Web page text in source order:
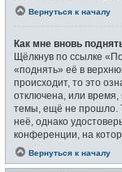
Вернуться к началу
Как мне вновь
Щёлкнув по ссылке
«поднять» её в
происходит, то это
отключена, или время,
темы, ещё не прошло.
неё, однако
конференции, на
Вернуться к началу